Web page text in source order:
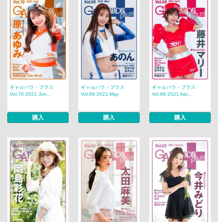
ギャルパラ・プラス
Vol.70 2021 Jun...
購入
ギャルパラ・プラス
Vol.69 2021 May
購入
ギャルパラ・プラス
Vol.68 2021 Apr...
購入